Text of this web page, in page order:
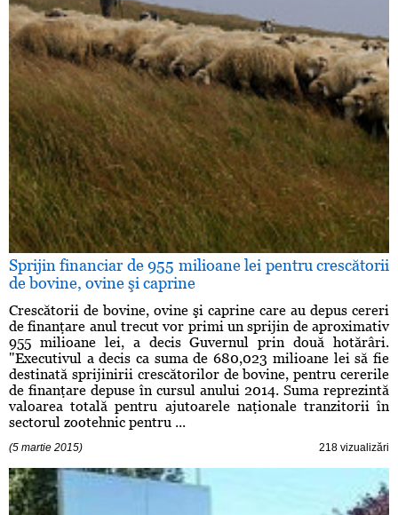
Sprijin financiar de 955 milioane lei pentru crescătorii
de bovine, ovine şi caprine
Crescătorii de bovine, ovine şi caprine care au depus cereri
de finanţare anul trecut vor primi un sprijin de aproximativ
955 milioane lei, a decis Guvernul prin două hotărâri.
"Executivul a decis ca suma de 680,023 milioane lei să fie
destinată sprijinirii crescătorilor de bovine, pentru cererile
de finanţare depuse în cursul anului 2014. Suma reprezintă
valoarea totală pentru ajutoarele naţionale tranzitorii în
sectorul zootehnic pentru ...
(5 martie 2015) 218 vizualizări